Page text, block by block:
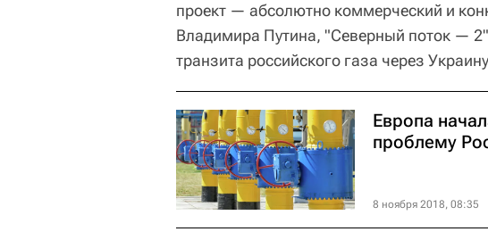
проект — абсолютно коммерческий и
Владимира Путина, "Северный поток —
транзита российского газа через
Европа
проблему
8 ноября 2018, 08:35